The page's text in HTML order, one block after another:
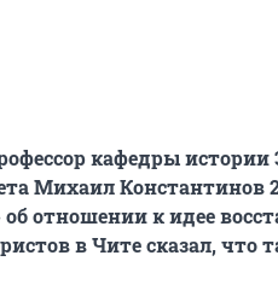
кафедры истории
Михаил Константинов
отношении к идее
в Чите сказал, что